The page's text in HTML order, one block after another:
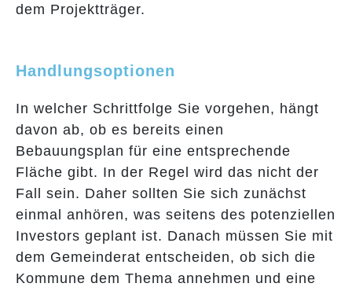
dem Projektträger.
Handlungsoptionen
In welcher Schrittfolge Sie vorgehen, hängt
davon ab, ob es bereits einen
Bebauungsplan für eine entsprechende
Fläche gibt. In der Regel wird das nicht der
Fall sein. Daher sollten Sie sich zunächst
einmal anhören, was seitens des potenziellen
Investors geplant ist. Danach müssen Sie mit
dem Gemeinderat entscheiden, ob sich die
Kommune dem Thema annehmen und eine